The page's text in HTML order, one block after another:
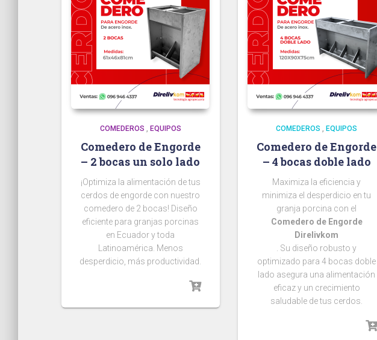
COMEDEROS , EQUIPOS
Comedero de Engorde
– 2 bocas un solo lado
¡Optimiza la alimentación de tus
cerdos de engorde con nuestro
comedero de 2 bocas! Diseño
eficiente para granjas porcinas
en Ecuador y toda
Latinoamérica. Menos
desperdicio, más productividad.
COMEDEROS , EQUIPOS
Comedero de Engorde
– 4 bocas doble lado
Maximiza la eficiencia y
minimiza el desperdicio en tu
granja porcina con el
Comedero de Engorde
Direlivkom
. Su diseño robusto y
optimizado para 4 bocas doble
lado asegura una alimentación
eficaz y un crecimiento
saludable de tus cerdos.